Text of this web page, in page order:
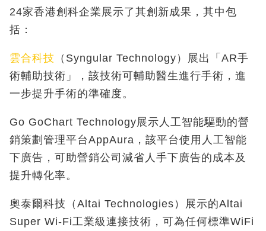
24家香港創科企業展示了其創新成果，其中包
括：
雲合科技 （Syngular Technology）展出「AR手
術輔助技術」，該技術可輔助醫生進行手術，進
一步提升手術的準確度。
Go GoChart Technology展示人工智能驅動的營
銷策劃管理平台AppAura，該平台使用人工智能
下廣告，可助營銷公司減省人手下廣告的成本及
提升轉化率。
奧泰爾科技（Altai Technologies）展示的Altai
Super Wi-Fi工業級連接技術，可為任何標準WiFi